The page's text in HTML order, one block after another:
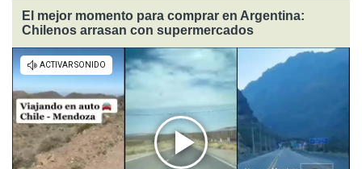
El mejor momento para comprar en Argentina:
Chilenos arrasan con supermercados